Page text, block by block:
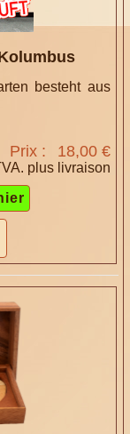
besteht aus
Prix : 18,00 €
plus livraison